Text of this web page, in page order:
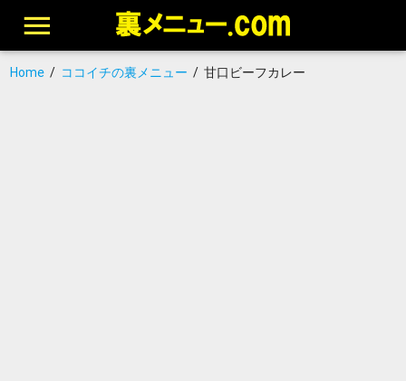
Home/ ココイチの裏メニュー / 甘口ビーフカレー